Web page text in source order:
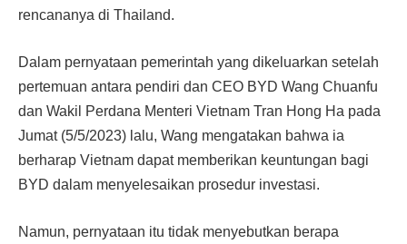
rencananya di Thailand.
Dalam pernyataan pemerintah yang dikeluarkan setelah
pertemuan antara pendiri dan CEO BYD Wang Chuanfu
dan Wakil Perdana Menteri Vietnam Tran Hong Ha pada
Jumat (5/5/2023) lalu, Wang mengatakan bahwa ia
berharap Vietnam dapat memberikan keuntungan bagi
BYD dalam menyelesaikan prosedur investasi.
Namun, pernyataan itu tidak menyebutkan berapa